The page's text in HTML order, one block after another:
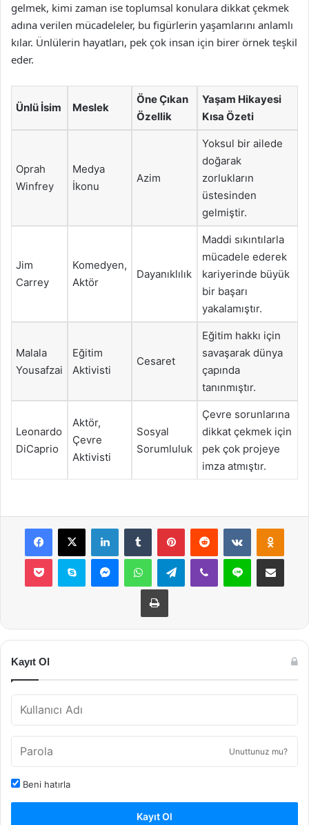
gelmek, kimi zaman ise toplumsal konulara dikkat çekmek
adına verilen mücadeleler, bu figürlerin yaşamlarını anlamlı
kılar. Ünlülerin hayatları, pek çok insan için birer örnek teşkil
eder.
Ünlü İsim Meslek
Öne Çıkan
Özellik
Yaşam Hikayesi
Kısa Özeti
Oprah
Winfrey
Medya
İkonu
Azim
Yoksul bir ailede
doğarak
zorlukların
üstesinden
gelmiştir.
Jim
Carrey
Komedyen,
Aktör
Dayanıklılık
Maddi sıkıntılarla
mücadele ederek
kariyerinde büyük
bir başarı
yakalamıştır.
Malala
Yousafzai
Eğitim
Aktivisti
Cesaret
Eğitim hakkı için
savaşarak dünya
çapında
tanınmıştır.
Leonardo
DiCaprio
Aktör,
Çevre
Aktivisti
Sosyal
Sorumluluk
Çevre sorunlarına
dikkat çekmek için
pek çok projeye
imza atmıştır.
Facebook
X LinkedInTumblr PinterestReddit VKontakte
Pocket Skype MessengerWhatsAppTelegramViber Line E-Posta ile
Yazdır
Kayıt Ol
Unuttunuz mu?
Beni hatırla
Kayıt Ol